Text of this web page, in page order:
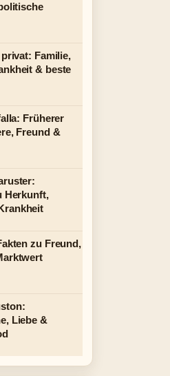
Familie,
& beste
Früherer
Freund &
Herkunft,
zu Freund,
Liebe &